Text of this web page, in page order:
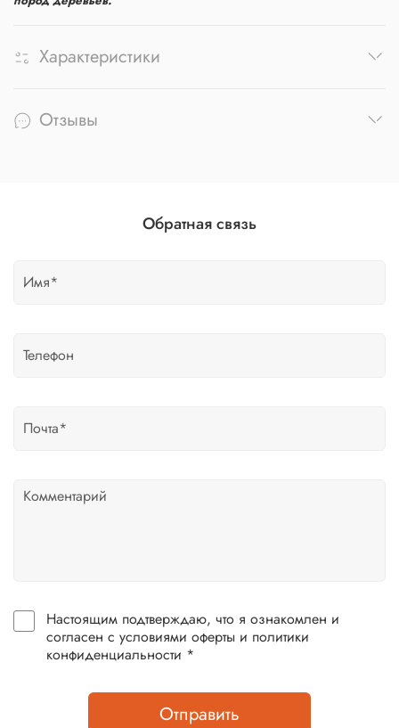
Характеристики
Отзывы
Обратная связь
Настоящим подтверждаю, что я ознакомлен и
согласен с условиями оферты и политики
конфиденциальности *
Отправить